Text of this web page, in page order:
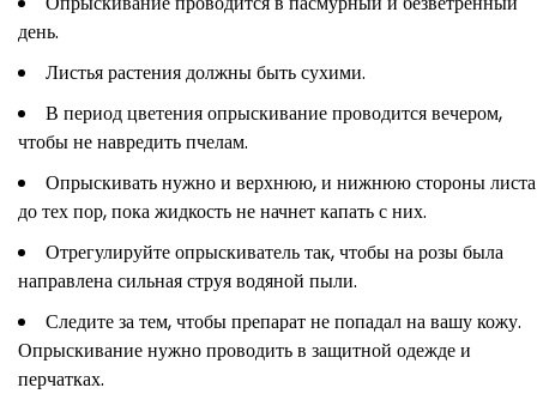
день.
Листья растения должны быть сухими.
В период цветения опрыскивание проводится вечером,
чтобы не навредить пчелам.
Опрыскивать нужно и верхнюю, и нижнюю стороны листа
до тех пор, пока жидкость не начнет капать с них.
Отрегулируйте опрыскиватель так, чтобы на розы была
направлена сильная струя водяной пыли.
Следите за тем, чтобы препарат не попадал на вашу кожу.
Опрыскивание нужно проводить в защитной одежде и
перчатках.